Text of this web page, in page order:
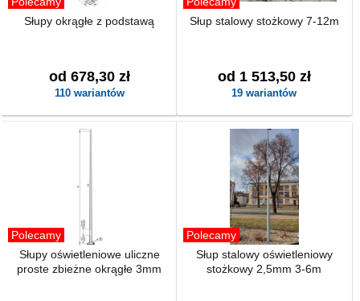
Słupy okrągłe z podstawą
od 678,30 zł
110 wariantów
Słup stalowy stożkowy 7-12m
od 1 513,50 zł
19 wariantów
Polecamy
Słupy oświetleniowe uliczne
proste zbieżne okrągłe 3mm
Polecamy
Słup stalowy oświetleniowy
stożkowy 2,5mm 3-6m